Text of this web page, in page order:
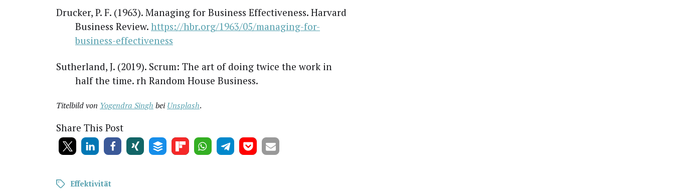
Dru­cker, P. F. (1963). Mana­ging for Busi­ness Effec­ti­ve­ness. Har­vard
Busi­ness Review. https://hbr.org/1963/05/managing-for-
business-effectiveness
Sut­her­land, J. (2019). Scrum: The art of doing twice the work in
half the time. rh Ran­dom House Business.
Titel­bild von Yogen­dra Singh beiUns­plash.
Share This Post
Effektivität